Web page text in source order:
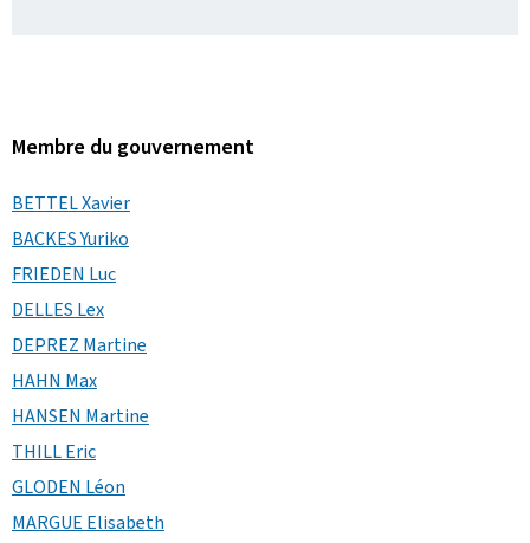
Membre du gouvernement
BETTEL Xavier
BACKES Yuriko
FRIEDEN Luc
DELLES Lex
DEPREZ Martine
HAHN Max
HANSEN Martine
THILL Eric
GLODEN Léon
MARGUE Elisabeth